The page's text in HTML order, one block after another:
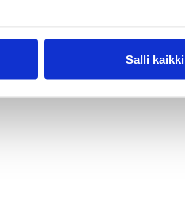
Salli kaikki